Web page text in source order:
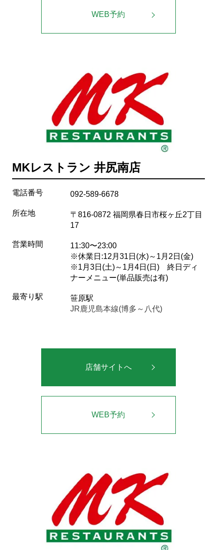
WEB予約
MKレストラン 井尻南店
電話番号 092-589-6678
所在地
〒816-0872 福岡県春日市桜ヶ丘2丁目
17
営業時間
11:30〜23:00
※休業日:12月31日(水)～1月2日(金)
※1月3日(土)～1月4日(日) 終日ディ
ナーメニュー(単品販売は有)
最寄り駅
笹原駅
JR鹿児島本線(博多～八代)
店舗サイトへ
WEB予約